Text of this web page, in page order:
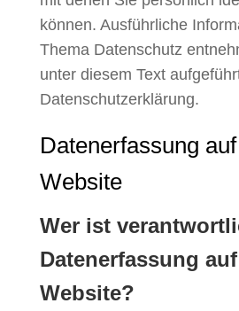
können. Ausführliche
Thema Datenschutz
unter diesem Text
Datenschutzerklärung.
Datenerfassung
Website
Wer ist
Datenerfassung
Website?